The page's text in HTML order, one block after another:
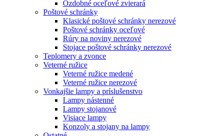
Ozdobné oceľové zvierará
Poštové schránky
Klasické poštové schránky nerezové
Poštové schránky oceľové
Rúry na noviny nerezové
Stojace poštové schránky nerezové
Teplomery a zvonce
Veterné ružice
Veterné ružice medené
Veterné ružice nerezové
Vonkajšie lampy a príslušenstvo
Lampy nástenné
Lampy stojanové
Visiace lampy
Konzoly a stojany na lampy